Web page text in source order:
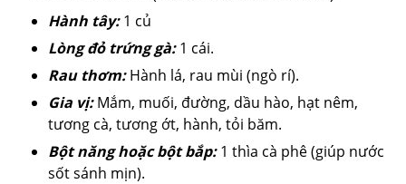
Hành tây:1 củ
Lòng đỏ trứng gà:1 cái.
Rau thơm:Hành lá, rau mùi (ngò rí).
Gia vị:Mắm, muối, đường, dầu hào, hạt nêm,
tương cà, tương ớt, hành, tỏi băm.
Bột năng hoặc bột bắp:1 thìa cà phê (giúp nước
sốt sánh mịn).